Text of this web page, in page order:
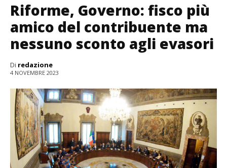
Riforme, Governo: fisco più
amico del contribuente ma
nessuno sconto agli evasori
Di redazione
4 NOVEMBRE 2023